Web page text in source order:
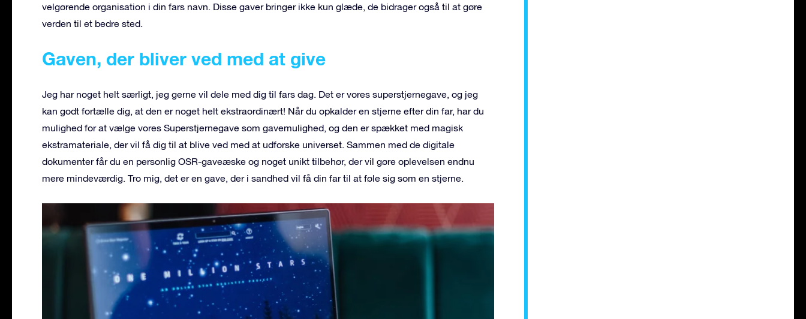
velgørende organisation i din fars navn. Disse gaver bringer ikke kun glæde, de bidrager også til at gøre
verden til et bedre sted.
Gaven, der bliver ved med at give
Jeg har noget helt særligt, jeg gerne vil dele med dig til fars dag. Det er vores superstjernegave, og jeg
kan godt fortælle dig, at den er noget helt ekstraordinært! Når du opkalder en stjerne efter din far, har du
mulighed for at vælge vores Superstjernegave som gavemulighed, og den er spækket med magisk
ekstramateriale, der vil få dig til at blive ved med at udforske universet. Sammen med de digitale
dokumenter får du en personlig OSR-gaveæske og noget unikt tilbehør, der vil gøre oplevelsen endnu
mere mindeværdig. Tro mig, det er en gave, der i sandhed vil få din far til at føle sig som en stjerne.